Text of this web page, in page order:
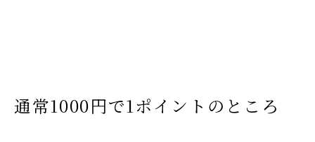
通常1000円で1ポイントのところ